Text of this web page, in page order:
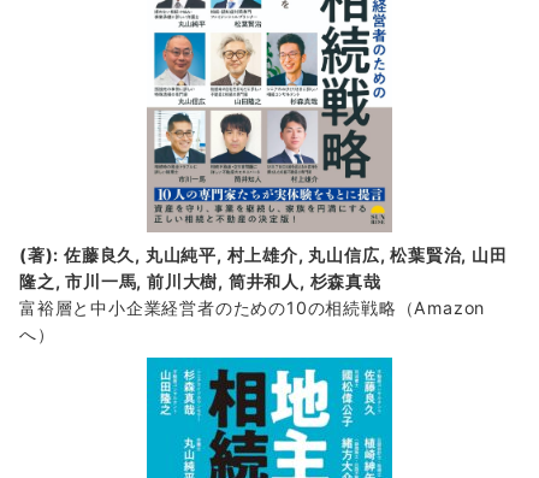
(著): 佐藤良久, 丸山純平, 村上雄介, 丸山信広, 松葉賢治, 山田
隆之, 市川一馬, 前川大樹, 筒井和人, 杉森真哉
富裕層と中小企業経営者のための10の相続戦略 （Amazon
へ）